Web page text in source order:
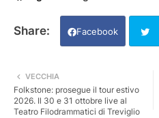
Facebook
tter
VECCHIA
Folkstone: prosegue il tour estivo
2026. Il 30 e 31 ottobre live al
Teatro Filodrammatici di Treviglio